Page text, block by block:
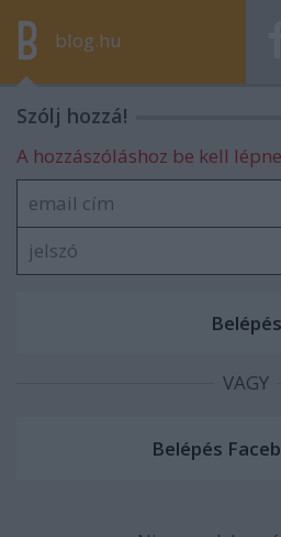
blog.hu
Szólj hozzá!
A hozzászóláshoz be kell
VAGY